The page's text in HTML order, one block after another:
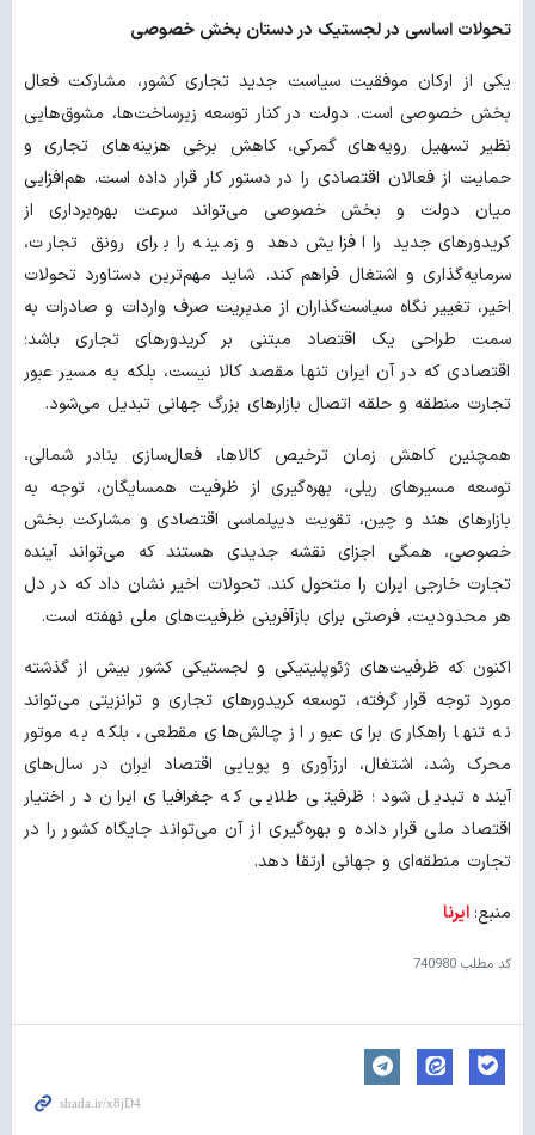
تحولات اساسی در لجستیک در دستان بخش خصوصی
یکی از ارکان موفقیت سیاست جدید تجاری کشور، مشارکت فعال
بخش خصوصی است. دولت در کنار توسعه زیرساخت‌ها، مشوق‌هایی
نظیر تسهیل رویه‌های گمرکی، کاهش برخی هزینه‌های تجاری و
حمایت از فعالان اقتصادی را در دستور کار قرار داده است. هم‌افزایی
میان دولت و بخش خصوصی می‌تواند سرعت بهره‌برداری از
کریدورهای جدید را افزایش دهد و زمینه را برای رونق تجارت،
سرمایه‌گذاری و اشتغال فراهم کند. شاید مهم‌ترین دستاورد تحولات
اخیر، تغییر نگاه سیاست‌گذاران از مدیریت صرف واردات و صادرات به
سمت طراحی یک اقتصاد مبتنی بر کریدورهای تجاری باشد؛
اقتصادی که در آن ایران تنها مقصد کالا نیست، بلکه به مسیر عبور
تجارت منطقه و حلقه اتصال بازارهای بزرگ جهانی تبدیل می‌شود.
همچنین کاهش زمان ترخیص کالاها، فعال‌سازی بنادر شمالی،
توسعه مسیرهای ریلی، بهره‌گیری از ظرفیت همسایگان، توجه به
بازارهای هند و چین، تقویت دیپلماسی اقتصادی و مشارکت بخش
خصوصی، همگی اجزای نقشه جدیدی هستند که می‌تواند آینده
تجارت خارجی ایران را متحول کند. تحولات اخیر نشان داد که در دل
هر محدودیت، فرصتی برای بازآفرینی ظرفیت‌های ملی نهفته است.
اکنون که ظرفیت‌های ژئوپلیتیکی و لجستیکی کشور بیش از گذشته
مورد توجه قرار گرفته، توسعه کریدورهای تجاری و ترانزیتی می‌تواند
نه تنها راهکاری برای عبور از چالش‌های مقطعی، بلکه به موتور
محرک رشد، اشتغال، ارزآوری و پویایی اقتصاد ایران در سال‌های
آینده تبدیل شود؛ ظرفیتی طلایی که جغرافیای ایران در اختیار
اقتصاد ملی قرار داده و بهره‌گیری از آن می‌تواند جایگاه کشور را در
تجارت منطقه‌ای و جهانی ارتقا دهد.
منبع:ایرنا
کد مطلب 740980